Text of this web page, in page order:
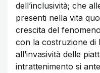
dell’inclusività; che
presenti nella vita
crescita del
con la costruzione di
all’invasività delle
intrattenimento si